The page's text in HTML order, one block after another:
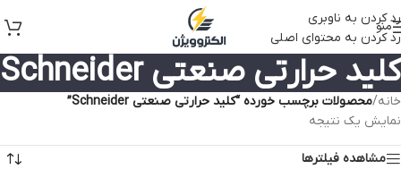
رد کردن به ناوبری
رد کردن به محتوای اصلی
منو
کلید حرارتی صنعتی Schneider
خانه/محصولات برچسب خورده “کلید حرارتی صنعتی Schneider”
نمایش یک نتیجه
مشاهده فیلترها